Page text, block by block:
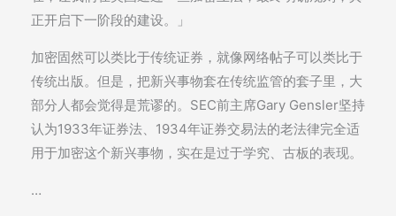
正开启下一阶段的建设。」
加密固然可以类比于传统证券，就像网络帖子可以类比于
传统出版。但是，把新兴事物套在传统监管的套子里，大
部分人都会觉得是荒谬的。SEC前主席Gary Gensler坚持
认为1933年证券法、1934年证券交易法的老法律完全适
用于加密这个新兴事物，实在是过于学究、古板的表现。
…